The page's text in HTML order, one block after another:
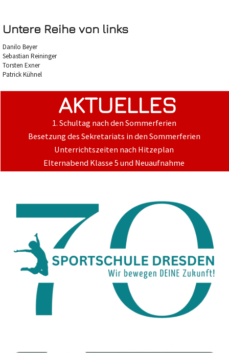
Untere Reihe von links
Danilo Beyer
Sebastian Reininger
Torsten Exner
Patrick Kühnel
AKTUELLES
1. Schultag nach den Sommerferien
Besetzung des Sekretariats in den Sommerferien
Unterrichtszeiten nach Hitzeplan
Elternabend Klasse 5 und Neuaufnahme